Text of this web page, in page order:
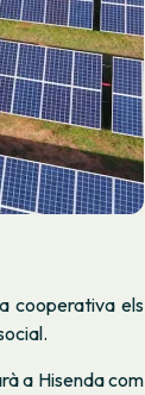
cooperativa els
a Hisenda com